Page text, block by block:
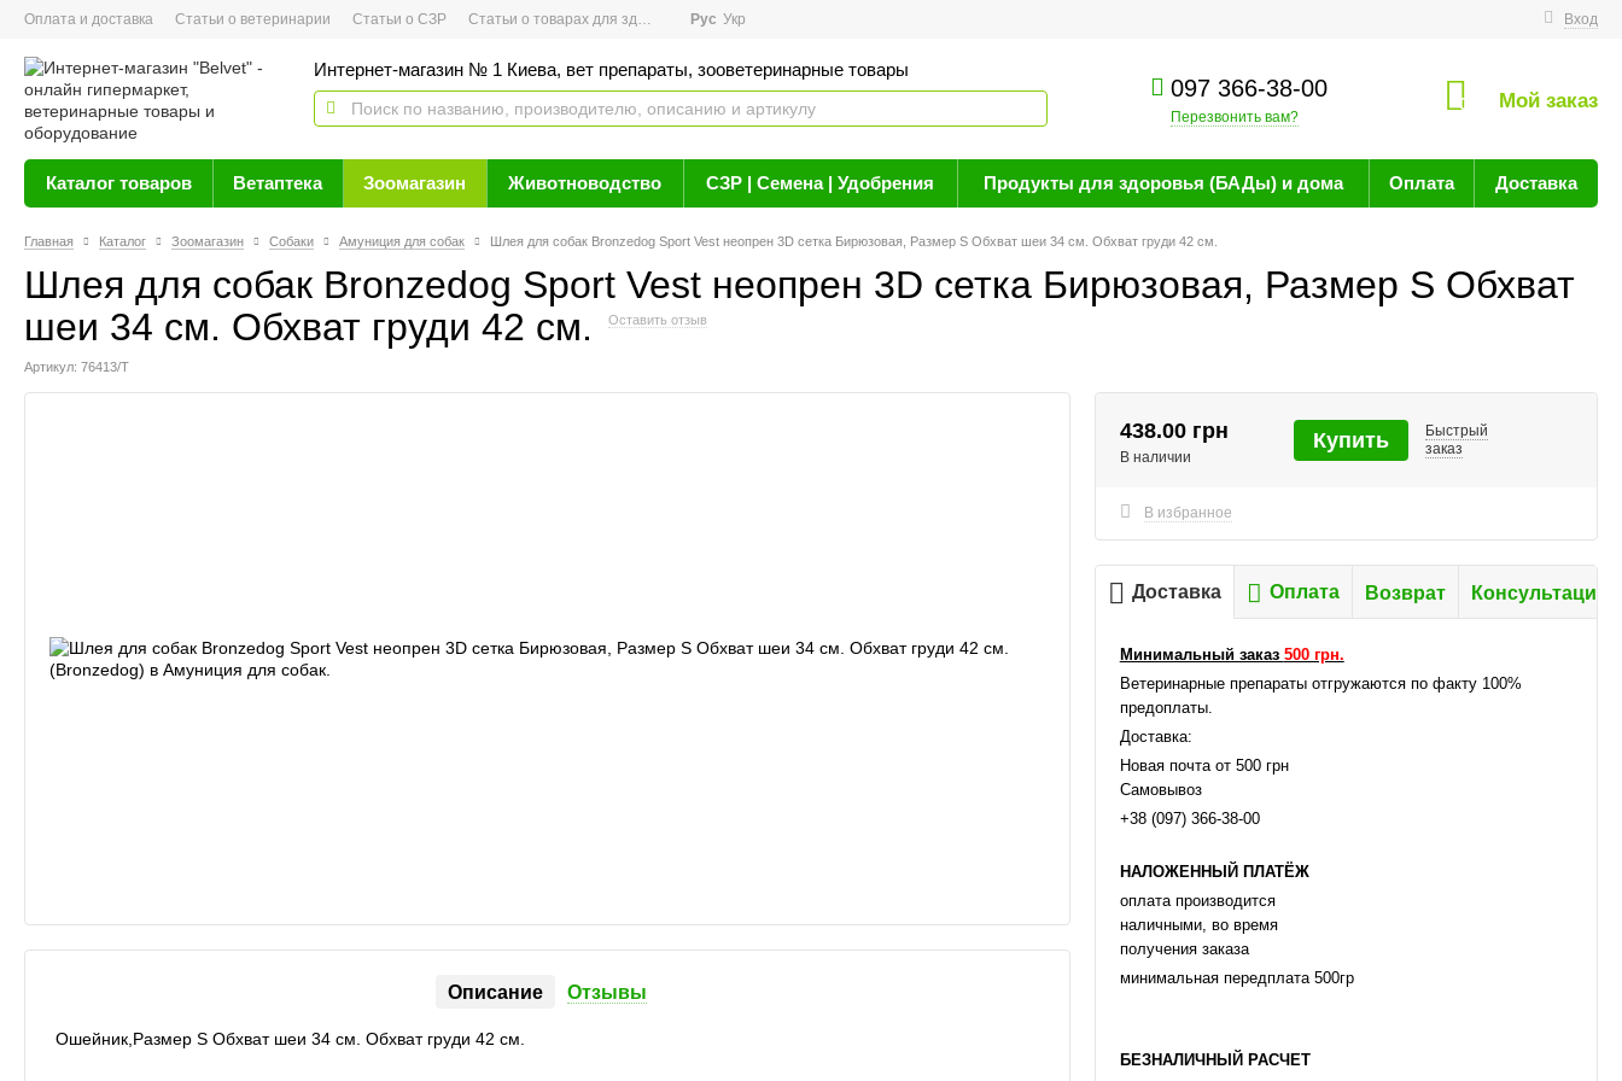
Оплата и доставка Статьи о ветеринарии Статьи о СЗР Статьи о товарах для здоровья Новости Вход
Рус Укр
Интернет-магазин № 1 Киева, вет препараты, зооветеринарные товары
097 366-38-00
Перезвонить вам?
0 Мой заказ
Каталог товаров Ветаптека Зоомагазин Животноводство СЗР | Семена | Удобрения Продукты для здоровья (БАДы) и дома Оплата Доставка
Главная Каталог Зоомагазин Собаки Амуниция для собак Шлея для собак Bronzedog Sport Vest неопрен 3D сетка Бирюзовая, Размер S Обхват шеи 34 см. Обхват груди 42 см.
Шлея для собак Bronzedog Sport Vest неопрен 3D сетка Бирюзовая, Размер S Обхват
шеи 34 см. Обхват груди 42 см.
Оставить отзыв
Артикул: 76413/Т
Описание Отзывы
Ошейник,Размер S Обхват шеи 34 см. Обхват груди 42 см.
438.00 грн
В наличии
Купить
Быстрый
заказ
В избранное
Доставка Оплата Возврат Консультация
Минимальный заказ 500 грн.
Ветеринарные препараты отгружаются по факту 100%
предоплаты.
Доставка:
Новая почта от 500 грн
Самовывоз
+38 (097) 366-38-00
НАЛОЖЕННЫЙ ПЛАТЁЖ
оплата производится
наличными, во время
получения заказа
минимальная передплата 500гр
БЕЗНАЛИЧНЫЙ РАСЧЕТ